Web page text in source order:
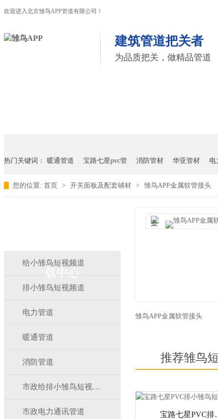
欢迎进入北京雏鸟APP管道有限公司！
建筑管道把关者
为品质把关，做精品管道
热门关键词： 暖通管道 宝路七星pvc管 消防管材 华亚管材 电
您的位置: 首页 > 开关面板及配套辅材 > 雏鸟APP金属软管接头
载中心
给小雏鸟短视频道
排小雏鸟短视频道
电力管道
暖通管道
消防管道
市政给排小雏鸟短视频道
市政电力通讯管道
雏鸟APP金属软管接头
推荐雏鸟
宝路七